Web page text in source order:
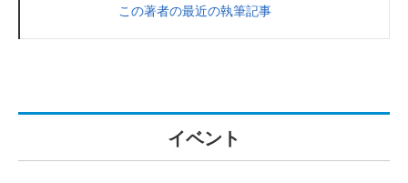
この著者の最近の執筆記事
イベント